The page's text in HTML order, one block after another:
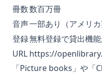
冊数数百万冊
音声一部あり（アメリ
登録無料登録で貸出機
URL https://
「Picture books」や「